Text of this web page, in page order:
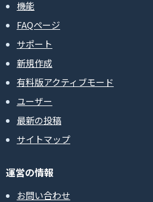
機能
FAQページ
サポート
新規作成
有料版アクティブモード
ユーザー
最新の投稿
サイトマップ
運営の情報
お問い合わせ